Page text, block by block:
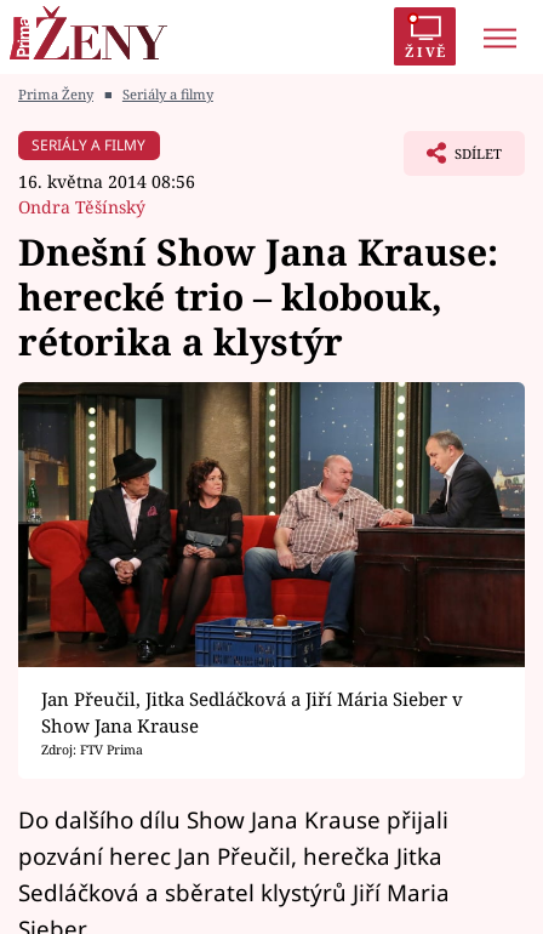
ŽIVĚ
Módní alarm
Témata
Celebrity
Vztahy
Seriály
Horoskopy
Sledujte prima+
Filmový festival Karlovy Vary
Pořady
Přihlášení
Prima Ženy ■ Seriály a filmy
SERIÁLY A FILMY
16. května 2014 08:56
Ondra Těšínský
SDÍLET
Dnešní Show Jana Krause:
herecké trio – klobouk,
rétorika a klystýr
Jan Přeučil, Jitka Sedláčková a Jiří Mária Sieber v
Show Jana Krause
Zdroj: FTV Prima
Do dalšího dílu Show Jana Krause přijali
pozvání herec Jan Přeučil, herečka Jitka
Sedláčková a sběratel klystýrů Jiří Maria